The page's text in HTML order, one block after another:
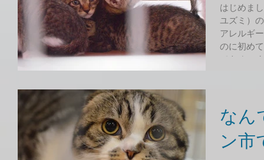
はじめまして！ いつもブログを
ユズミ）
アレルギ
のに初め
でもゆっ
なん
ン市